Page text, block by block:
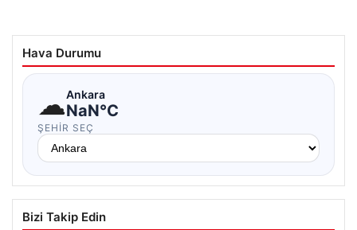
Hava Durumu
☁Ankara
NaN°C
ŞEHIR SEÇ
Bizi Takip Edin